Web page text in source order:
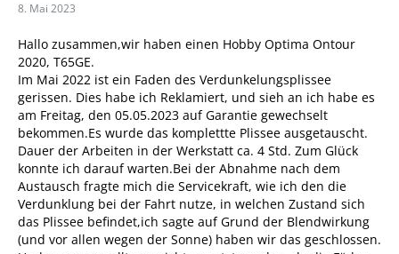
8. Mai 2023
Hallo zusammen,wir haben einen Hobby Optima Ontour
2020, T65GE.
Im Mai 2022 ist ein Faden des Verdunkelungsplissee
gerissen. Dies habe ich Reklamiert, und sieh an ich habe es
am Freitag, den 05.05.2023 auf Garantie gewechselt
bekommen.Es wurde das komplettte Plissee ausgetauscht.
Dauer der Arbeiten in der Werkstatt ca. 4 Std. Zum Glück
konnte ich darauf warten.Bei der Abnahme nach dem
Austausch fragte mich die Servicekraft, wie ich den die
Verdunklung bei der Fahrt nutze, in welchen Zustand sich
das Plissee befindet,ich sagte auf Grund der Blendwirkung
(und vor allen wegen der Sonne) haben wir das geschlossen.